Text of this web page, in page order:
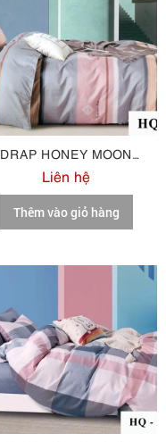
DRAP HONEY MOON
COTTON M95
Liên hệ
Thêm vào giỏ hàng